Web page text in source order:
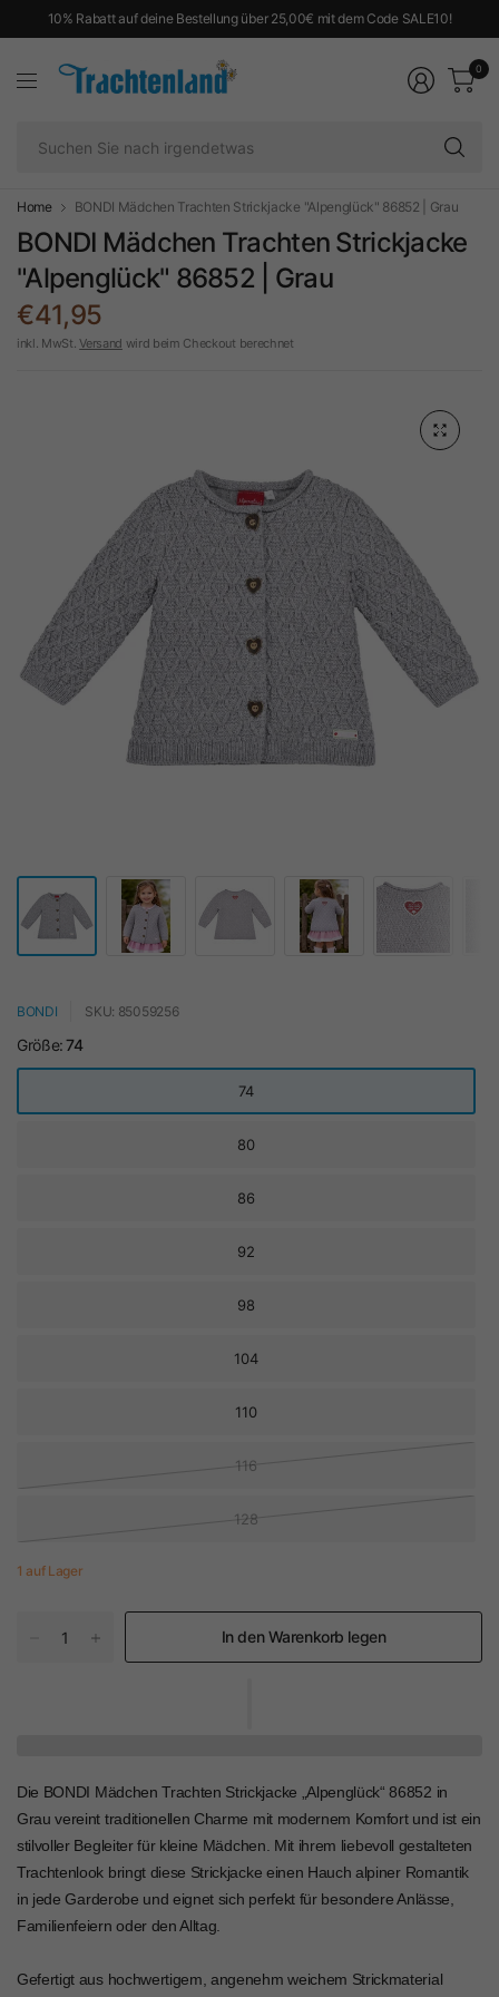
10% Rabatt auf deine Bestellung über 25,00€ mit dem Code SALE10!
0
Home BONDI Mädchen Trachten Strickjacke "Alpenglück" 86852 | Grau
BONDI Mädchen Trachten Strickjacke
"Alpenglück" 86852 | Grau
€41,95
inkl. MwSt.Versand wird beim Checkout berechnet
BONDI SKU: 85059256
Größe:74
74
80
86
92
98
104
110
116
128
1 auf Lager
In den Warenkorb legen
Die BONDI Mädchen Trachten Strickjacke „Alpenglück“ 86852 in
Grau vereint traditionellen Charme mit modernem Komfort und ist ein
stilvoller Begleiter für kleine Mädchen. Mit ihrem liebevoll gestalteten
Trachtenlook bringt diese Strickjacke einen Hauch alpiner Romantik
in jede Garderobe und eignet sich perfekt für besondere Anlässe,
Familienfeiern oder den Alltag.
Gefertigt aus hochwertigem, angenehm weichem Strickmaterial